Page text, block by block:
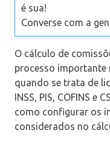
é sua!
Converse com a
O cálculo de
processo importante
quando se trata de
INSS, PIS, COFINS e
como configurar os
considerados no